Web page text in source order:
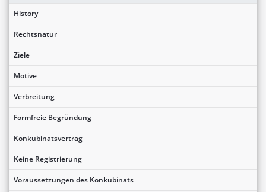
History
Rechtsnatur
Ziele
Motive
Verbreitung
Formfreie Begründung
Konkubinatsvertrag
Keine Registrierung
Voraussetzungen des Konkubinats